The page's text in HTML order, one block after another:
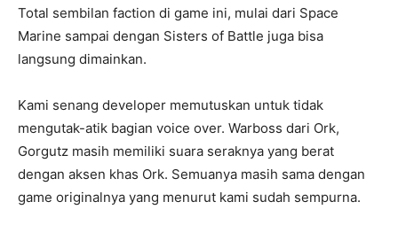
Total sembilan faction di game ini, mulai dari Space
Marine sampai dengan Sisters of Battle juga bisa
langsung dimainkan.
Kami senang developer memutuskan untuk tidak
mengutak-atik bagian voice over. Warboss dari Ork,
Gorgutz masih memiliki suara seraknya yang berat
dengan aksen khas Ork. Semuanya masih sama dengan
game originalnya yang menurut kami sudah sempurna.